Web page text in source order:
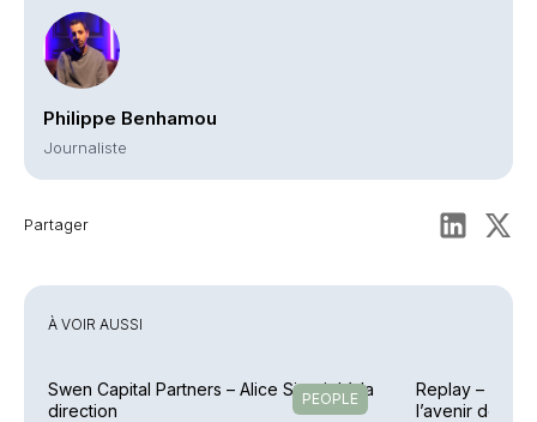
Philippe Benhamou
Journaliste
Partager
À VOIR AUSSI
PEOPLE
Swen Capital Partners – Alice Sireyjol à la
direction
Replay –
l’avenir de